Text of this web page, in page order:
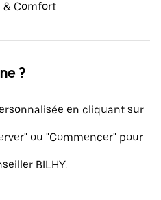
& Comfort
?
en cliquant sur
ou "Commencer" pour
BILHY.